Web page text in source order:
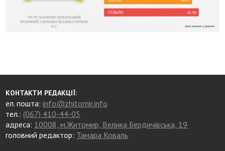
КОНТАКТИ РЕДАКЦІЇ:
ел. пошта:info@zhitomir.info
тел.: (067) 410-44-05
адреса: 10008, м.Житомир, Велика Бердичівська, 19
головний редактор: Тамара Коваль